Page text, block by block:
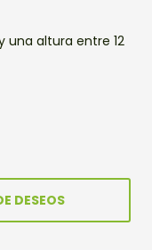
una altura entre 12
DESEOS